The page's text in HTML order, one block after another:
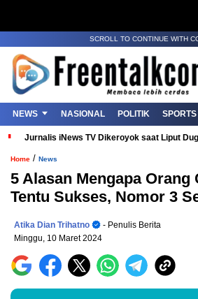
SCROLL TO CONTINUE WITH
NEWS NASIONAL POLITIK SPORTS
Jurnalis iNews TV Dikeroyok saat Liput
Home / News
5 Alasan Mengapa Orang
Tentu Sukses, Nomor 3
Atika Dian Trihatno
- Penulis Berita
Minggu, 10 Maret 2024